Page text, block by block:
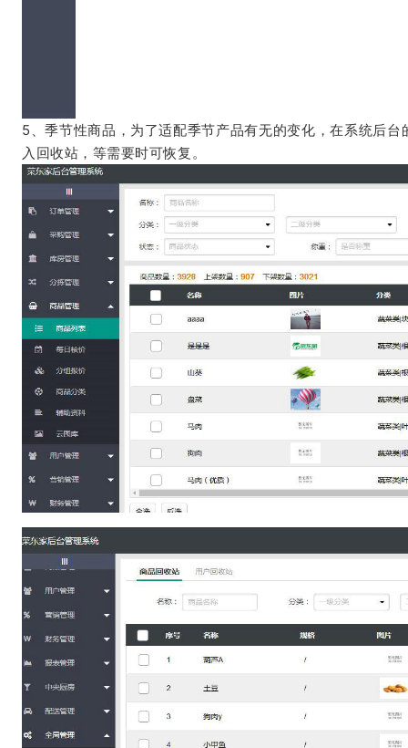
5、季节性商品，为了适配季节产品有无的变化，在系统后
入回收站，等需要时可恢复。